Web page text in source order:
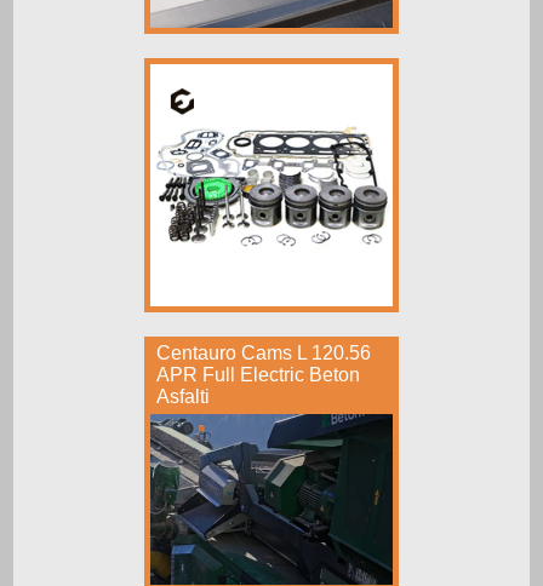
Centauro Cams L 120.56
APR Full Electric Beton
Asfalti